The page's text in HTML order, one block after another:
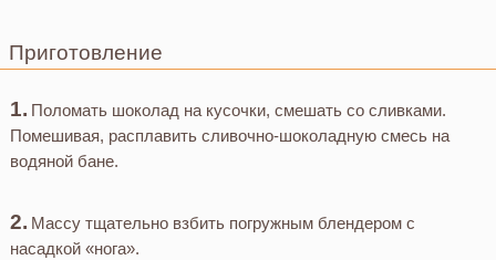
Приготовление
Поломать шоколад на кусочки, смешать со сливками.
Помешивая, расплавить сливочно-шоколадную смесь на
водяной бане.
Массу тщательно взбить погружным блендером с
насадкой «нога».